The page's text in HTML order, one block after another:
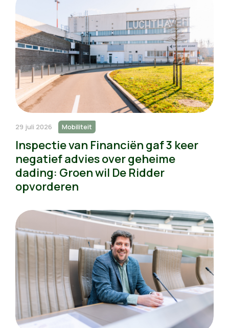
29 juli 2026 Mobiliteit
Inspectie van Financiën gaf 3 keer
negatief advies over geheime
dading: Groen wil De Ridder
opvorderen